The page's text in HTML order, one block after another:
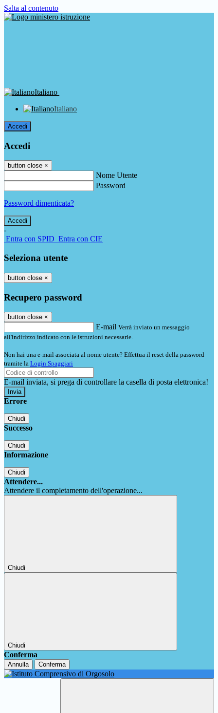
Salta al contenuto
Italiano
Italiano
Accedi
Accedi
button close ×
Nome Utente
Password
Password dimenticata?
-
Entra con SPID Entra con CIE
Seleziona utente
button close ×
Recupero password
button close ×
E-mail Verrà inviato un messaggio
all'indirizzo indicato con le istruzioni necessarie.
Non hai una e-mail associata al nome utente? Effettua il reset della password
tramite la Login Spaggiari
E-mail inviata, si prega di controllare la casella di posta elettronica!
Errore
Chiudi
Successo
Chiudi
Informazione
Chiudi
Attendere...
Attendere il completamento dell'operazione...
Chiudi
Chiudi
Conferma
Annulla Conferma